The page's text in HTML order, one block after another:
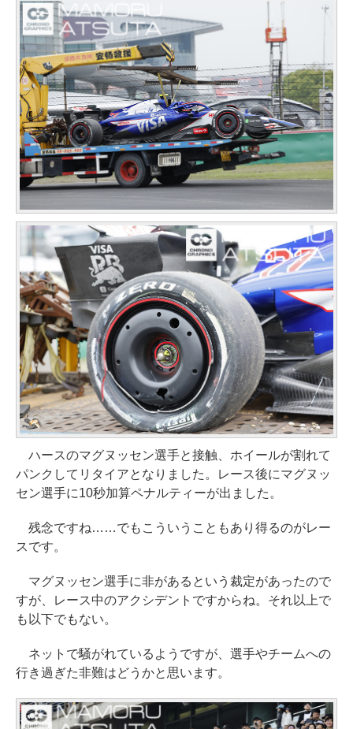
ハースのマグヌッセン選手と接触、ホイールが割れて
パンクしてリタイアとなりました。レース後にマグヌッ
セン選手に10秒加算ペナルティーが出ました。
残念ですね……でもこういうこともあり得るのがレー
スです。
マグヌッセン選手に非があるという裁定があったので
すが、レース中のアクシデントですからね。それ以上で
も以下でもない。
ネットで騒がれているようですが、選手やチームへの
行き過ぎた非難はどうかと思います。